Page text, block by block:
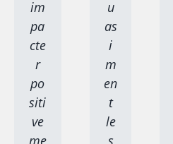
im
pa
cte
r
po
siti
ve
me
u
as
i
m
en
t
le
s